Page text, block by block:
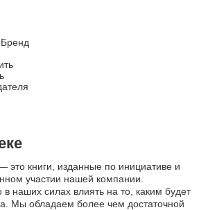
это книги, изданные по инициативе и
участии нашей компании.
наших силах влиять на то, каким будет
Мы обладаем более чем достаточной